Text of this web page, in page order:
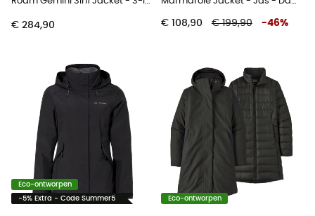
€ 284,90 € 108,90 € 199,90 -46%
Eco-ontworpen
-5% Extra - Code Summer5 Eco-ontworpen